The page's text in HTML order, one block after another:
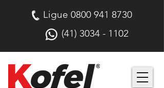
Ligue 0800 941 8730
(41) 3034 - 1102